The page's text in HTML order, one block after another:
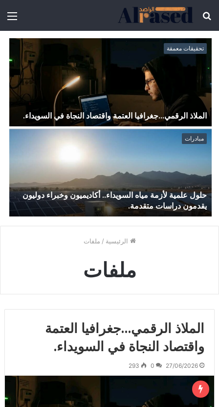
تحقيقات معمقة
الملاذ الرقمي…جغرافيا العتمة واقتصاد النجاة في السويداء.
مبادرات
حلول علمية لأزمة مياه السويداء.. أكاديميون وخبراء دوليون
يقدمون دراسات متقدمة.
الرئيسية / ملفات
ملفات
الملاذ الرقمي…جغرافيا العتمة
واقتصاد النجاة في السويداء.
27/06/2026
0
293